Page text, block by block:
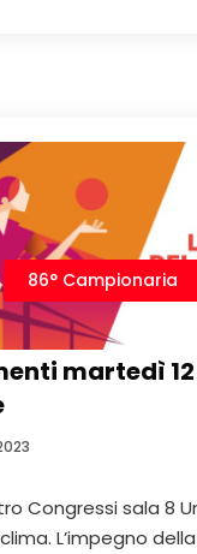
86° Campionaria
martedì 12
Congressi sala 8
L’impegno